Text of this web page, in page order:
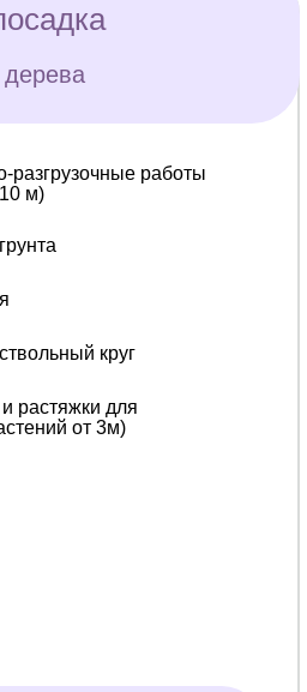
дерева
разгрузочные работы
м)
растяжки для
от 3м)
круг